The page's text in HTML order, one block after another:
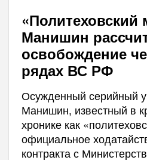
«Политеховский
Манишин
освобождение
рядах ВС РФ
Осужденный серийный
Манишин, известный в
хронике как
официальное
контракта с